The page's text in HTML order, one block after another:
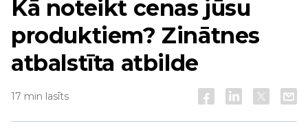
Kā noteikt cenas jūsu
produktiem? Zinātnes
atbalstīta atbilde
17 min lasīts